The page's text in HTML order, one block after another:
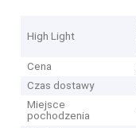
High Light
Cena
Czas dostawy
Miejsce
pochodzenia